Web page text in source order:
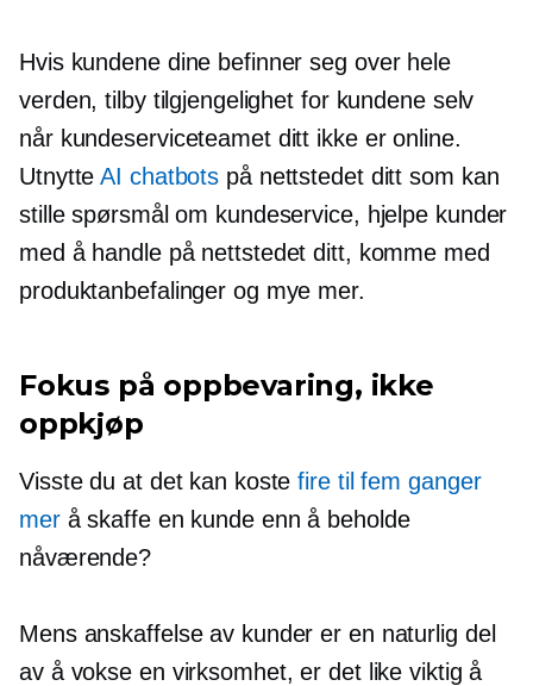
Hvis kundene dine befinner seg over hele
verden, tilby tilgjengelighet for kundene selv
når kundeserviceteamet ditt ikke er online.
UtnytteAI chatbots på nettstedet ditt som kan
stille spørsmål om kundeservice, hjelpe kunder
med å handle på nettstedet ditt, komme med
produktanbefalinger og mye mer.
Fokus på oppbevaring, ikke
oppkjøp
Visste du at det kan kostefire til fem ganger
merå skaffe en kunde enn å beholde
nåværende?
Mens anskaffelse av kunder er en naturlig del
av å vokse en virksomhet, er det like viktig å